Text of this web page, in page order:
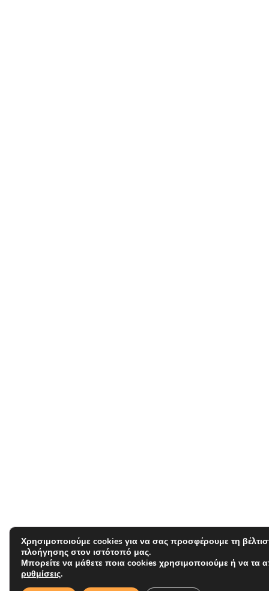
Χρησιμοποιούμε cookies για να σας προσφέρουμε τη
πλοήγησης στον ιστότοπό μας.
Μπορείτε να μάθετε ποια cookies χρησιμοποιούμε ή να τα
ρυθμίσεις.